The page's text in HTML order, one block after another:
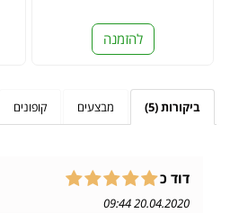
להזמנה
ביקורות (5) מבצעים קופונים
דוד כ
20.04.2020 09:44